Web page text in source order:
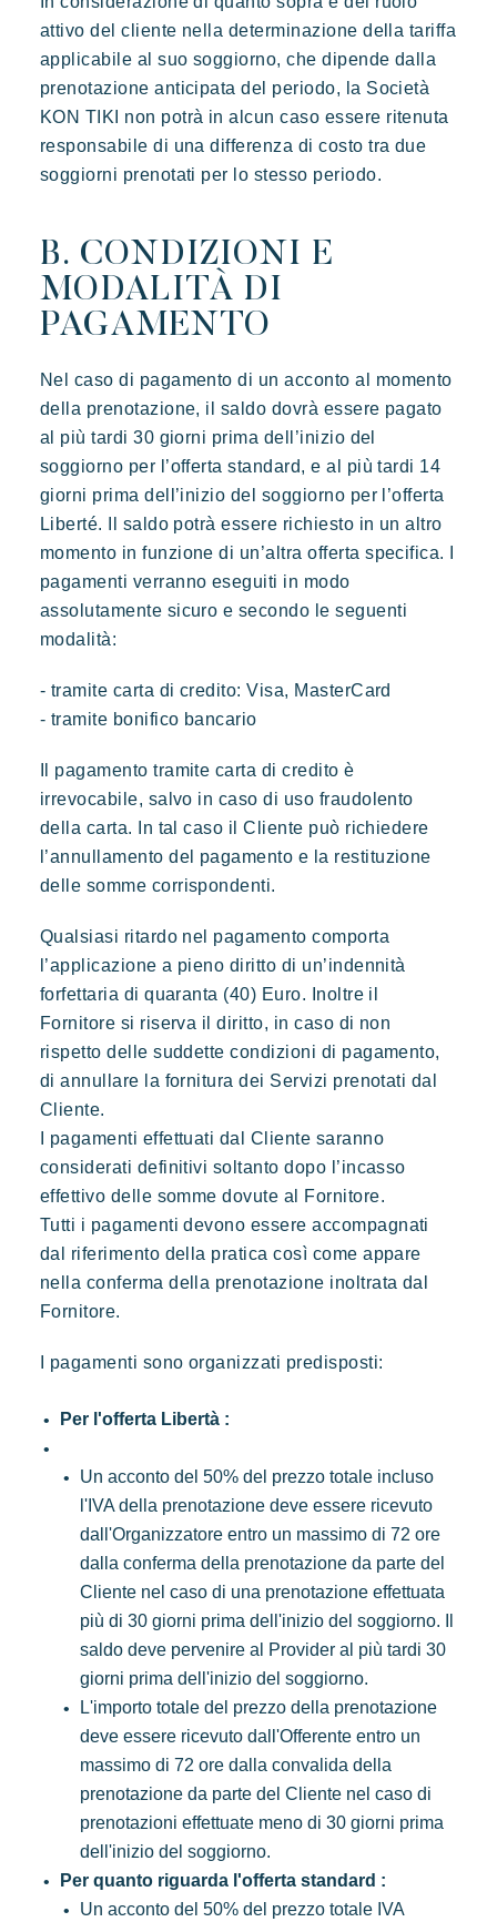
attivo del cliente nella determinazione della tariffa
applicabile al suo soggiorno, che dipende dalla
prenotazione anticipata del periodo, la Società
KON TIKI non potrà in alcun caso essere ritenuta
responsabile di una differenza di costo tra due
soggiorni prenotati per lo stesso periodo.
B. CONDIZIONI E
MODALITÀ DI
PAGAMENTO
Nel caso di pagamento di un acconto al momento
della prenotazione, il saldo dovrà essere pagato
al più tardi 30 giorni prima dell’inizio del
soggiorno per l’offerta standard, e al più tardi 14
giorni prima dell’inizio del soggiorno per l’offerta
Liberté. Il saldo potrà essere richiesto in un altro
momento in funzione di un’altra offerta specifica. I
pagamenti verranno eseguiti in modo
assolutamente sicuro e secondo le seguenti
modalità:
- tramite carta di credito: Visa, MasterCard
- tramite bonifico bancario
Il pagamento tramite carta di credito è
irrevocabile, salvo in caso di uso fraudolento
della carta. In tal caso il Cliente può richiedere
l’annullamento del pagamento e la restituzione
delle somme corrispondenti.
Qualsiasi ritardo nel pagamento comporta
l’applicazione a pieno diritto di un’indennità
forfettaria di quaranta (40) Euro. Inoltre il
Fornitore si riserva il diritto, in caso di non
rispetto delle suddette condizioni di pagamento,
di annullare la fornitura dei Servizi prenotati dal
Cliente.
I pagamenti effettuati dal Cliente saranno
considerati definitivi soltanto dopo l’incasso
effettivo delle somme dovute al Fornitore.
Tutti i pagamenti devono essere accompagnati
dal riferimento della pratica così come appare
nella conferma della prenotazione inoltrata dal
Fornitore.
I pagamenti sono organizzati predisposti:
Per l'offerta Libertà :
Un acconto del 50% del prezzo totale incluso
l'IVA della prenotazione deve essere ricevuto
dall'Organizzatore entro un massimo di 72 ore
dalla conferma della prenotazione da parte del
Cliente nel caso di una prenotazione effettuata
più di 30 giorni prima dell'inizio del soggiorno. Il
saldo deve pervenire al Provider al più tardi 30
giorni prima dell'inizio del soggiorno.
L'importo totale del prezzo della prenotazione
deve essere ricevuto dall'Offerente entro un
massimo di 72 ore dalla convalida della
prenotazione da parte del Cliente nel caso di
prenotazioni effettuate meno di 30 giorni prima
dell'inizio del soggiorno.
Per quanto riguarda l'offerta standard :
Un acconto del 50% del prezzo totale IVA